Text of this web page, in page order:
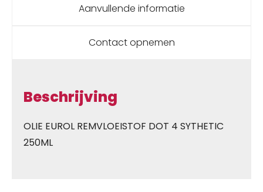
Aanvullende informatie
Contact opnemen
Beschrijving
OLIE EUROL REMVLOEISTOF DOT 4 SYTHETIC
250ML